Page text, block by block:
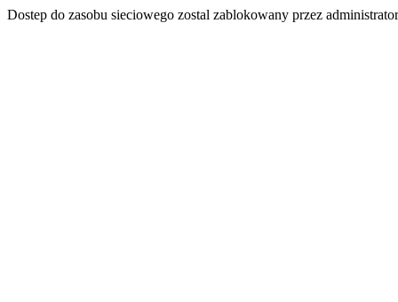
Dostep do zasobu sieciowego zostal zablokowany przez